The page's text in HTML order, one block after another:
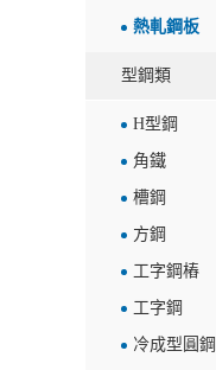
熱軋鋼板
型鋼類
H型鋼
角鐵
槽鋼
方鋼
工字鋼樁
工字鋼
冷成型圓鋼